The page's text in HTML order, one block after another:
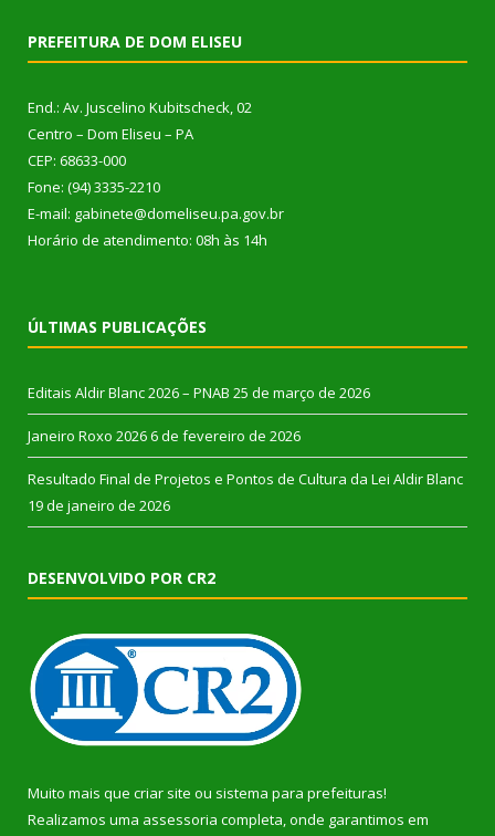
PREFEITURA DE DOM ELISEU
End.: Av. Juscelino Kubitscheck, 02
Centro – Dom Eliseu – PA
CEP: 68633-000
Fone: (94) 3335-2210
E-mail: gabinete@domeliseu.pa.gov.br
Horário de atendimento: 08h às 14h
ÚLTIMAS PUBLICAÇÕES
Editais Aldir Blanc 2026 – PNAB 25 de março de 2026
Janeiro Roxo 2026 6 de fevereiro de 2026
Resultado Final de Projetos e Pontos de Cultura da Lei Aldir Blanc
19 de janeiro de 2026
DESENVOLVIDO POR CR2
Muito mais que criar site ou sistema para prefeituras!
Realizamos uma assessoria completa, onde garantimos em